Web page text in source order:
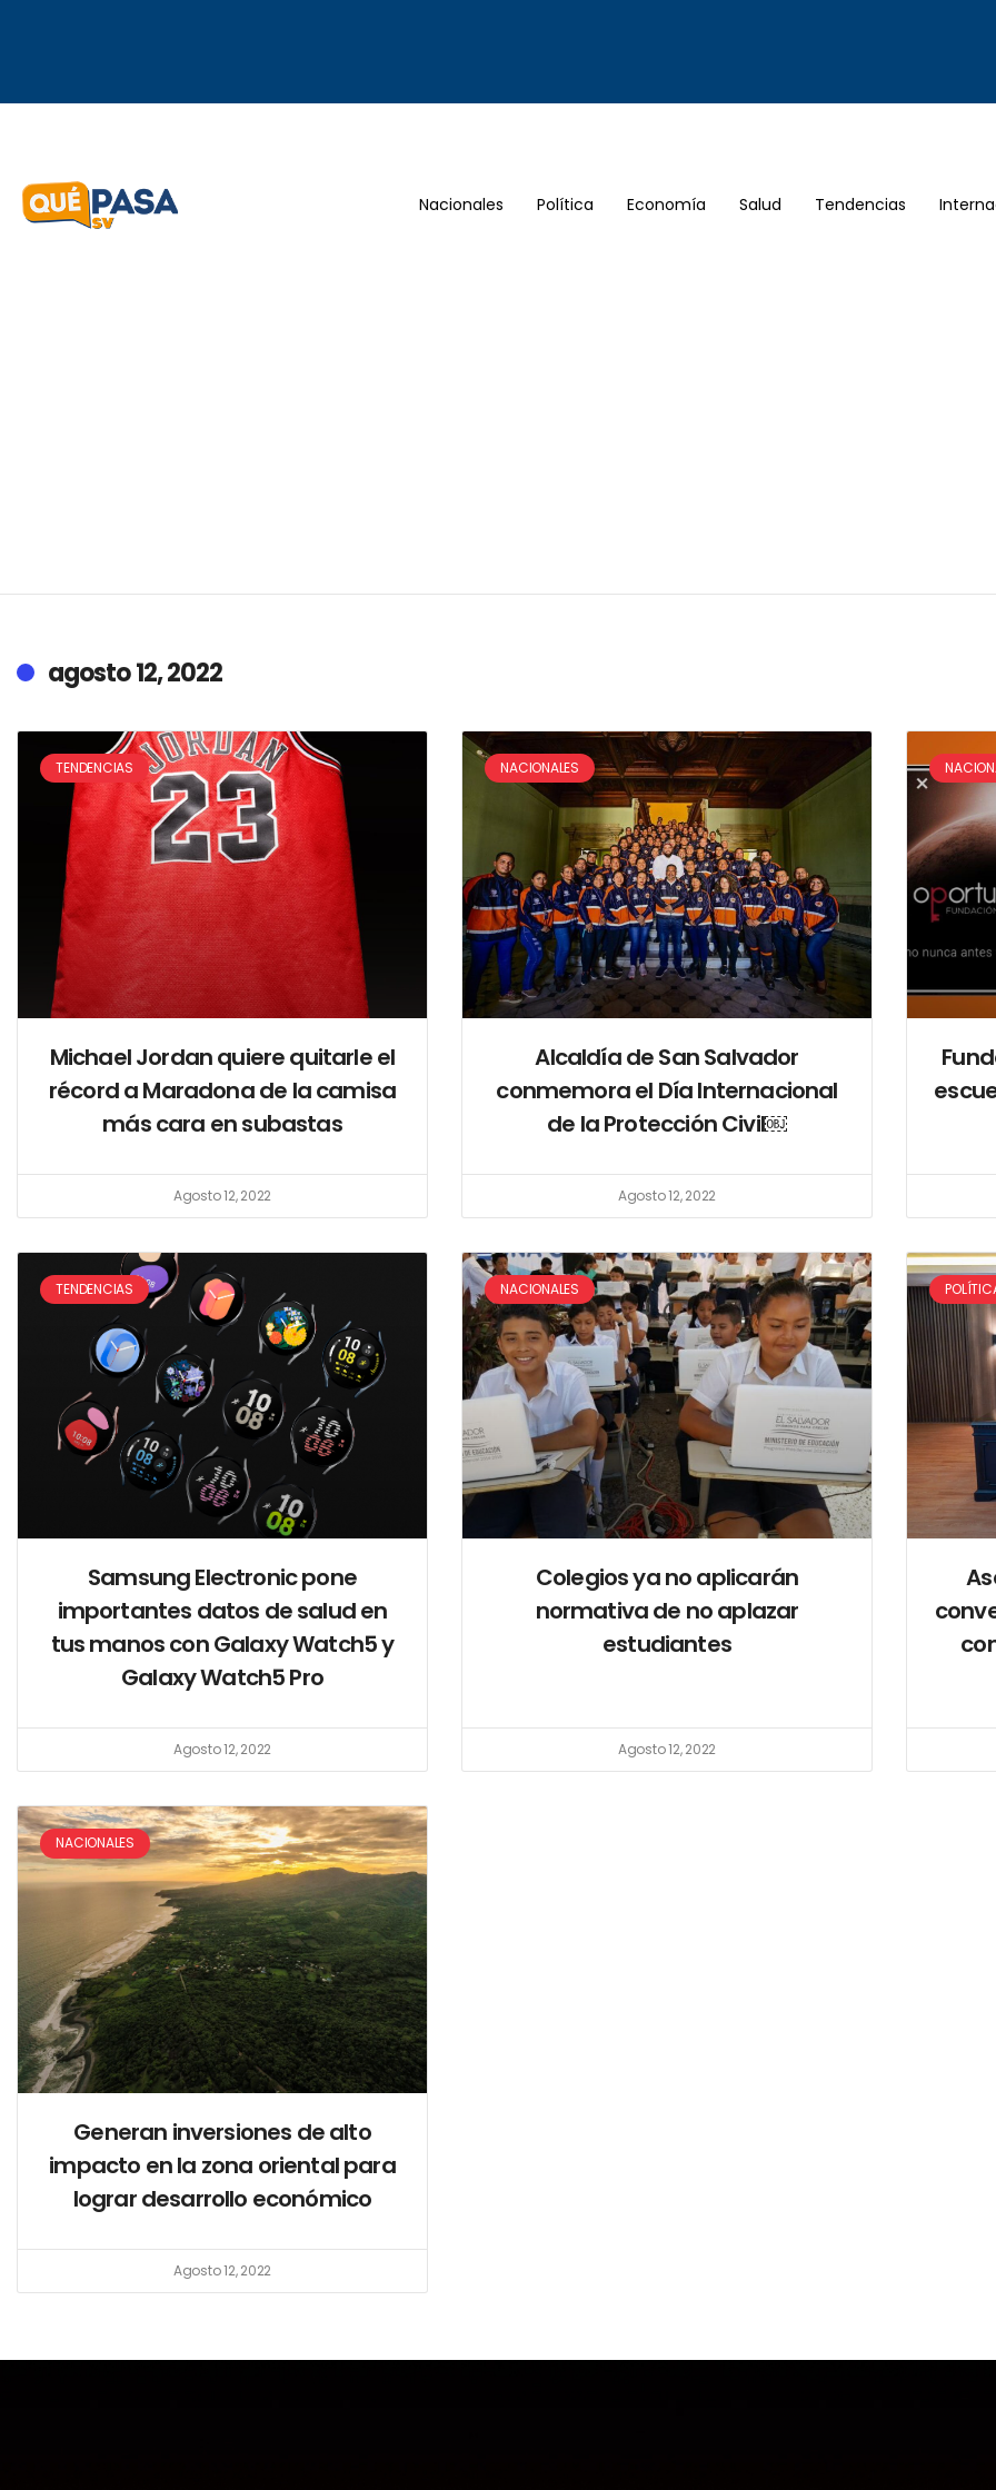
Nacionales Política Economía Salud Tendencias
agosto 12, 2022
TENDENCIAS
Michael Jordan quiere quitarle el
récord a Maradona de la camisa
más cara en subastas
Agosto 12, 2022
NACIONALES
Alcaldía de San Salvador
conmemora el Día Internacional
de la Protección Civil￼
Agosto 12, 2022
TENDENCIAS
Samsung Electronic pone
importantes datos de salud en
tus manos con Galaxy Watch5 y
Galaxy Watch5 Pro
Agosto 12, 2022
NACIONALES
Colegios ya no aplicarán
normativa de no aplazar
estudiantes
Agosto 12, 2022
NACIONALES
Generan inversiones de alto
impacto en la zona oriental para
lograr desarrollo económico
Agosto 12, 2022